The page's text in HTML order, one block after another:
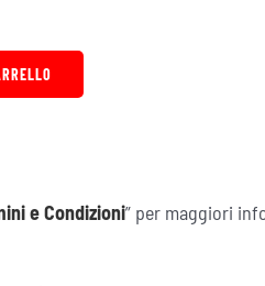
e Condizioni” per maggiori